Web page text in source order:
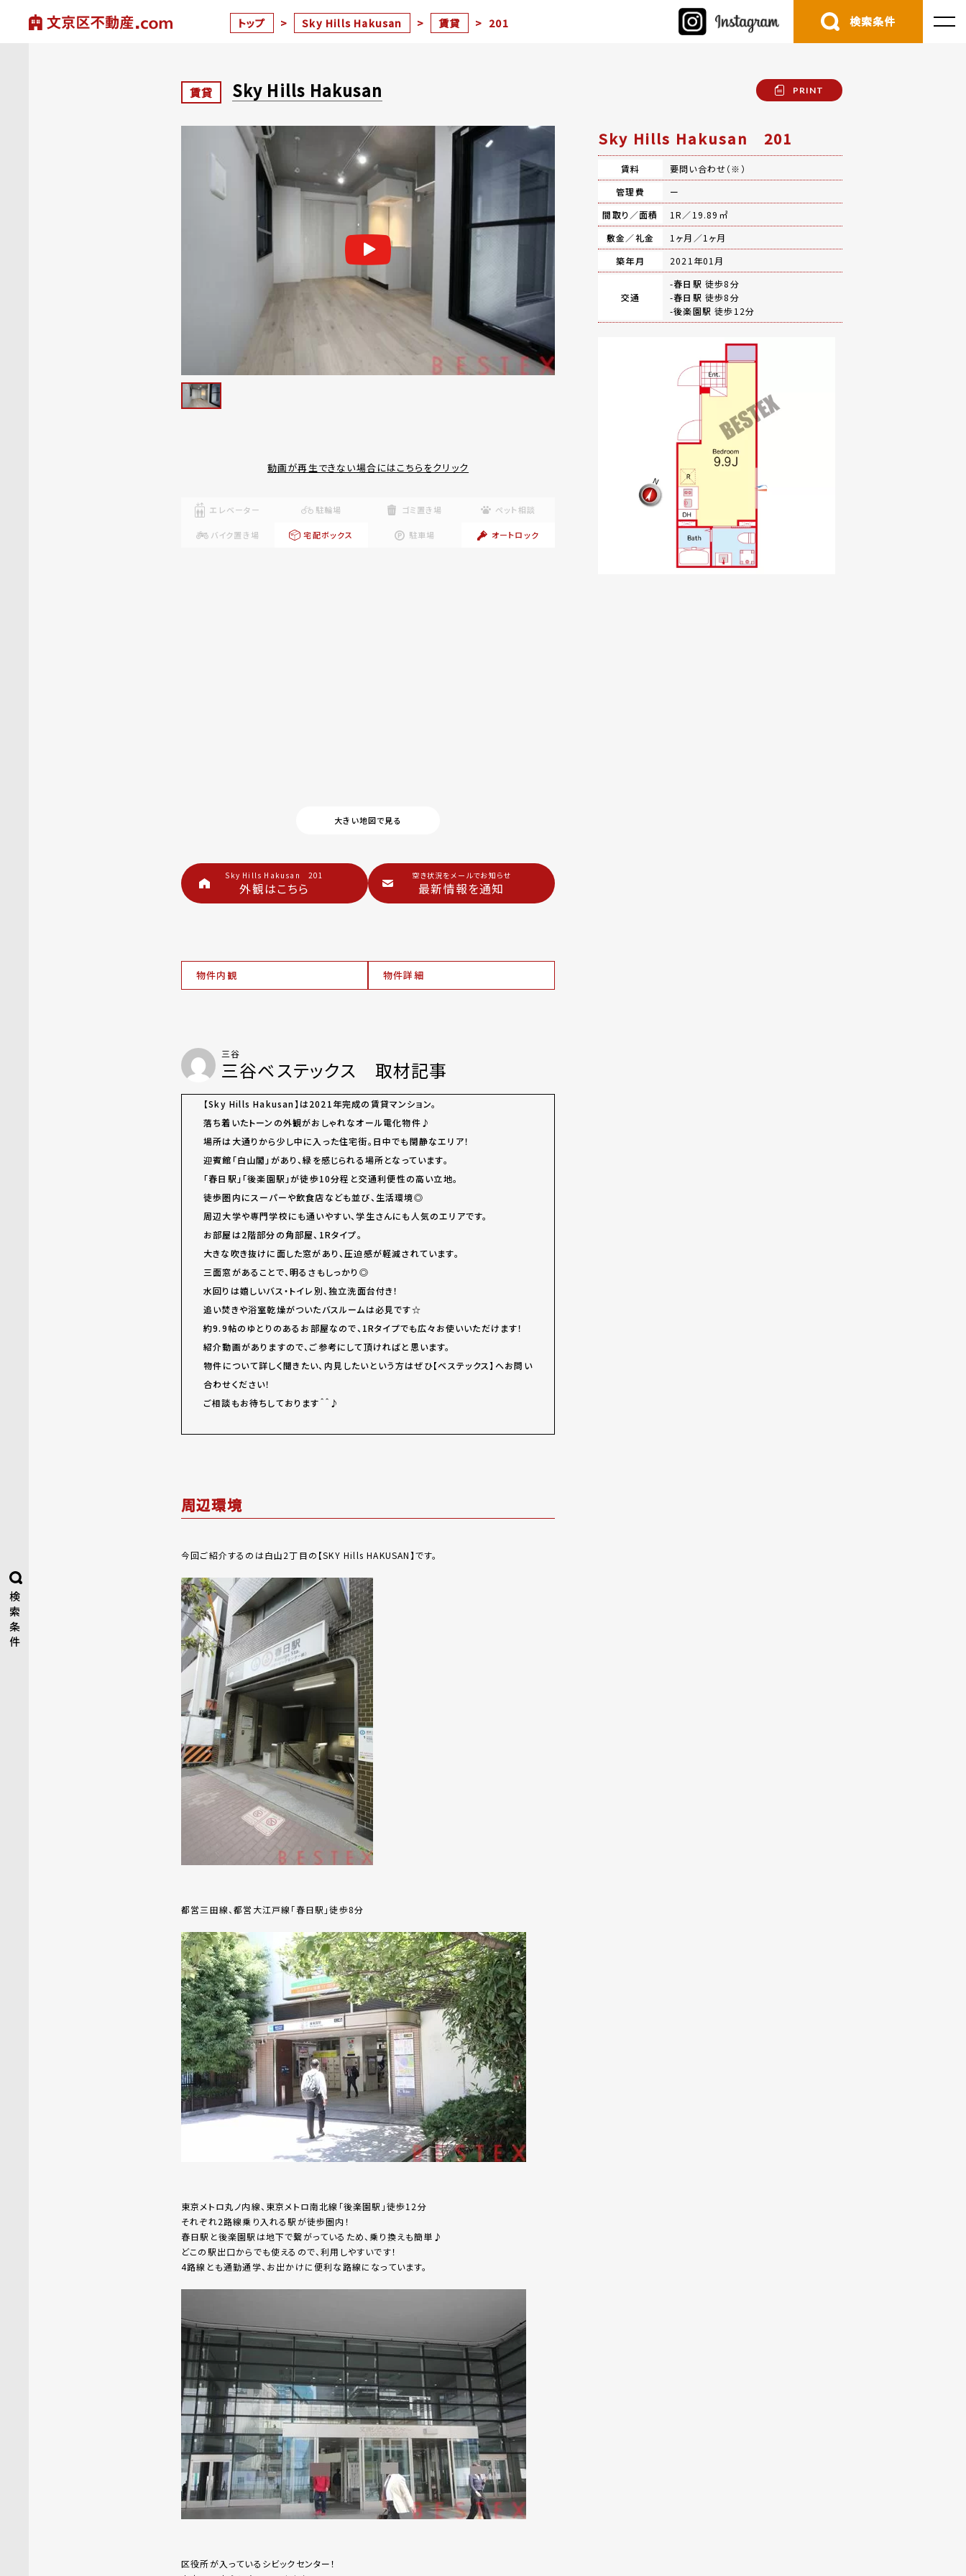
トップ > Sky Hills Hakusan > 賃貸 > 201 検索条件
検
索
条
件
賃貸 Sky Hills Hakusan PRINT
動画が再生できない場合にはこちらをクリック
エレベーター 駐輪場 ゴミ置き場 ペット相談
バイク置き場 宅配ボックス 駐車場 オートロック
大きい地図で見る
Sky Hills Hakusan 201
外観はこちら
空き状況をメールでお知らせ
最新情報を通知
物件内観 物件詳細
三谷
三谷ベステックス 取材記事
【Sky Hills Hakusan】は2021年完成の賃貸マンション。
落ち着いたトーンの外観がおしゃれなオール電化物件♪
場所は大通りから少し中に入った住宅街。日中でも閑静なエリア！
迎賓館「白山閣」があり、緑を感じられる場所となっています。
「春日駅」「後楽園駅」が徒歩10分程と交通利便性の高い立地。
徒歩圏内にスーパーや飲食店なども並び、生活環境◎
周辺大学や専門学校にも通いやすい、学生さんにも人気のエリアです。
お部屋は2階部分の角部屋、1Rタイプ。
大きな吹き抜けに面した窓があり、圧迫感が軽減されています。
三面窓があることで、明るさもしっかり◎
水回りは嬉しいバス・トイレ別、独立洗面台付き！
追い焚きや浴室乾燥がついたバスルームは必見です☆
約9.9帖のゆとりのあるお部屋なので、1Rタイプでも広々お使いいただけます！
紹介動画がありますので、ご参考にして頂ければと思います。
物件について詳しく聞きたい、内見したいという方はぜひ【ベステックス】へお問い
合わせください！
ご相談もお待ちしております＾＾♪
周辺環境
今回ご紹介するのは白山2丁目の【SKY Hills HAKUSAN】です。
都営三田線、都営大江戸線「春日駅」徒歩8分
東京メトロ丸ノ内線、東京メトロ南北線「後楽園駅」徒歩12分
それぞれ2路線乗り入れる駅が徒歩圏内！
春日駅と後楽園駅は地下で繋がっているため、乗り換えも簡単♪
どこの駅出口からでも使えるので、利用しやすいです！
4路線とも通勤通学、お出かけに便利な路線になっています。
区役所が入っているシビックセンター！
Sky Hills Hakusan 201
賃料
要問い合わせ（※）
管理費
ー
間取り／面積
1R／19.89㎡
敷金／礼金
1ヶ月／1ヶ月
築年月
2021年01月
交通
-春日駅 徒歩8分
-春日駅 徒歩8分
-後楽園駅 徒歩12分